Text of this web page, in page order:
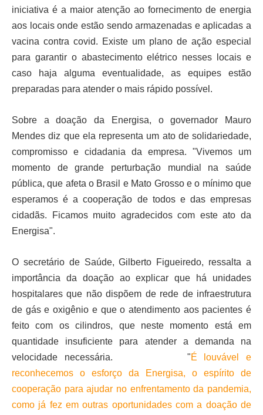
iniciativa é a maior atenção ao fornecimento de energia
aos locais onde estão sendo armazenadas e aplicadas a
vacina contra covid. Existe um plano de ação especial
para garantir o abastecimento elétrico nesses locais e
caso haja alguma eventualidade, as equipes estão
preparadas para atender o mais rápido possível.
Sobre a doação da Energisa, o governador Mauro
Mendes diz que ela representa um ato de solidariedade,
compromisso e cidadania da empresa. "Vivemos um
momento de grande perturbação mundial na saúde
pública, que afeta o Brasil e Mato Grosso e o mínimo que
esperamos é a cooperação de todos e das empresas
cidadãs. Ficamos muito agradecidos com este ato da
Energisa".
O secretário de Saúde, Gilberto Figueiredo, ressalta a
importância da doação ao explicar que há unidades
hospitalares que não dispõem de rede de infraestrutura
de gás e oxigênio e que o atendimento aos pacientes é
feito com os cilindros, que neste momento está em
quantidade insuficiente para atender a demanda na
velocidade necessária. "É louvável e
reconhecemos o esforço da Energisa, o espírito de
cooperação para ajudar no enfrentamento da pandemia,
como já fez em outras oportunidades com a doação de